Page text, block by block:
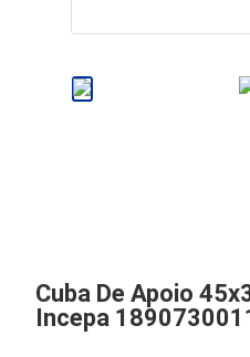
Cuba De Apoio
Incepa